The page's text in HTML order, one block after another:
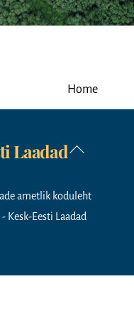
Back
Laadad
ametlik koduleht
Kesk-Eesti Laadad